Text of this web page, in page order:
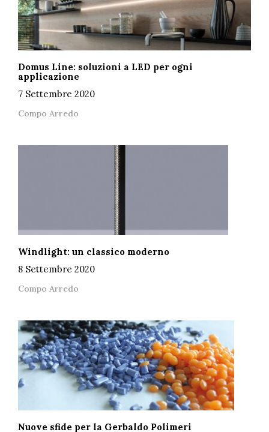
Domus Line: soluzioni a LED per ogni
applicazione
7 Settembre 2020
Compo Arredo
Windlight: un classico moderno
8 Settembre 2020
Compo Arredo
Nuove sfide per la Gerbaldo Polimeri